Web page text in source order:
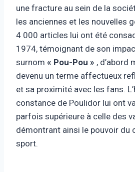
une fracture au sein de la
les anciennes et les nouvelles
4 000 articles lui ont été
1974, témoignant de son
surnom « Pou-Pou » , d’abord
devenu un terme affectueux
et sa proximité avec les fans.
constance de Poulidor lui ont
parfois supérieure à celle des
démontrant ainsi le pouvoir du
sport.